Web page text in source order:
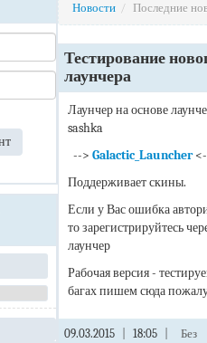
Новости / Последние
Тестирование
лаунчера
Лаунчер на основе
sashka
--> Galactic_Launcher
Поддерживает скины.
Если у Вас ошибка
то зарегистрируйтесь
лаунчер
Рабочая версия -
багах пишем сюда
09.03.2015 18:05
Без